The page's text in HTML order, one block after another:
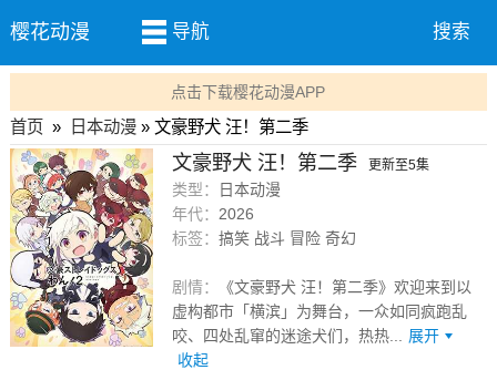
樱花动漫 导航 搜索
点击下载樱花动漫APP
首页 » 日本动漫» 文豪野犬 汪！第二季
文豪野犬 汪！第二季 更新至5集
类型：
日本动漫
年代： 2026
标签：搞笑 战斗 冒险 奇幻
剧情：
《文豪野犬 汪！第二季》欢迎来到以
虚构都市「横滨」为舞台，一众如同疯跑乱
咬、四处乱窜的迷途犬们，热热...
展开
收起